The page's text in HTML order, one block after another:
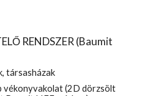
RENDSZER (Baumit
társasházak
vékonyvakolat (2D dörzsölt